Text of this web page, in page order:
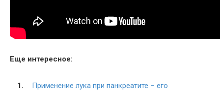
Еще интересное:
Применение лука при панкреатите – его